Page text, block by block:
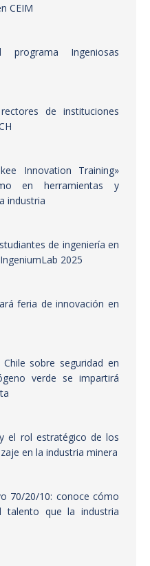
CEIM
programa Ingeniosas
de instituciones
Innovation Training»
en herramientas y
industria
de ingeniería en
2025
feria de innovación en
sobre seguridad en
verde se impartirá
el rol estratégico de los
en la industria minera
70/20/10: conoce cómo
talento que la industria